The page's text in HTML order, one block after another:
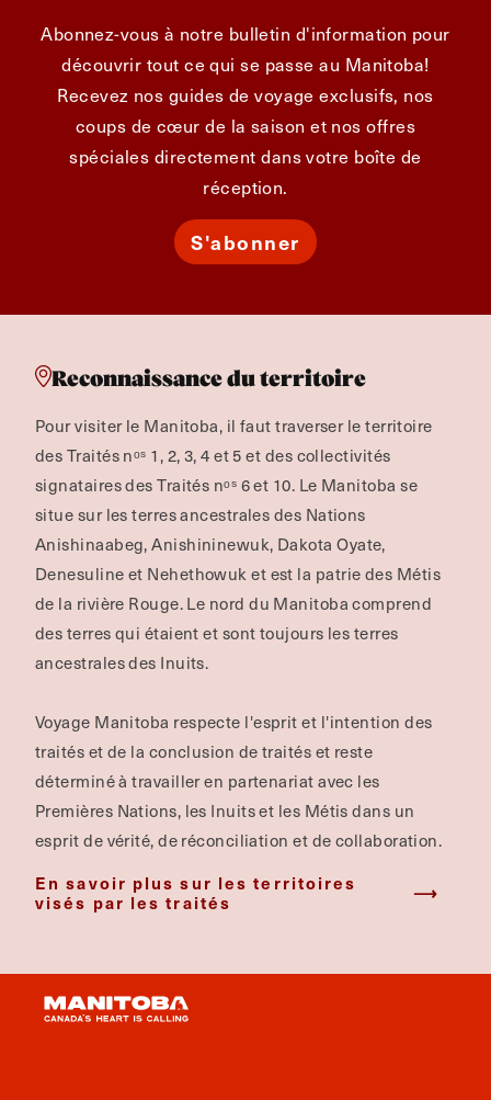
Abonnez-vous à notre bulletin d'information pour
découvrir tout ce qui se passe au Manitoba!
Recevez nos guides de voyage exclusifs, nos
coups de cœur de la saison et nos offres
spéciales directement dans votre boîte de
réception.
S'abonner
Reconnaissance du territoire
Pour visiter le Manitoba, il faut traverser le territoire
des Traités nᵒˢ 1, 2, 3, 4 et 5 et des collectivités
signataires des Traités nᵒˢ 6 et 10. Le Manitoba se
situe sur les terres ancestrales des Nations
Anishinaabeg, Anishininewuk, Dakota Oyate,
Denesuline et Nehethowuk et est la patrie des Métis
de la rivière Rouge.Le nord du Manitoba comprend
des terres qui étaient et sont toujours les terres
ancestrales des Inuits.
Voyage Manitoba respecte l'esprit et l'intention des
traités et de la conclusion de traités et reste
déterminé à travailler en partenariat avec les
Premières Nations, les Inuits et les Métis dans un
esprit de vérité, de réconciliation et de collaboration.
En savoir plus sur les territoires
visés par les traités